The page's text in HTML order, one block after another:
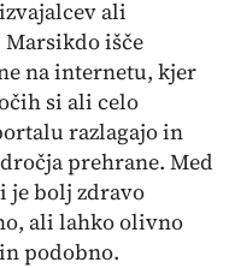
ali
išče
na internetu, kjer
si ali celo
razlagajo in
prehrane. Med
je bolj zdravo
ali lahko olivno
podobno.